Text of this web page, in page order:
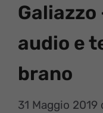
audio e
brano
31 Maggio 2019